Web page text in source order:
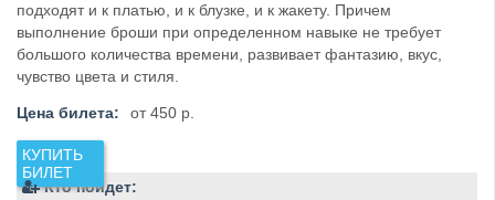
подходят и к платью, и к блузке, и к жакету. Причем
выполнение броши при определенном навыке не требует
большого количества времени, развивает фантазию, вкус,
чувство цвета и стиля.
Цена билета: от 450 р.
Кто пойдет: